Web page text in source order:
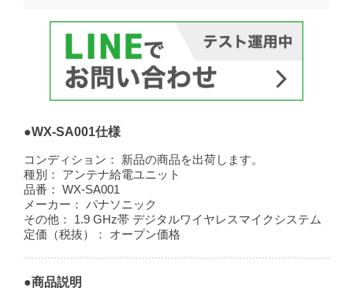
●WX-SA001仕様
コンディション：
新品の商品を出荷します。
種別：
アンテナ給電ユニット
品番：
WX-SA001
メーカー：
パナソニック
その他：
1.9 GHz帯 デジタルワイヤレスマイクシステム
定価（税抜）：
オープン価格
●商品説明